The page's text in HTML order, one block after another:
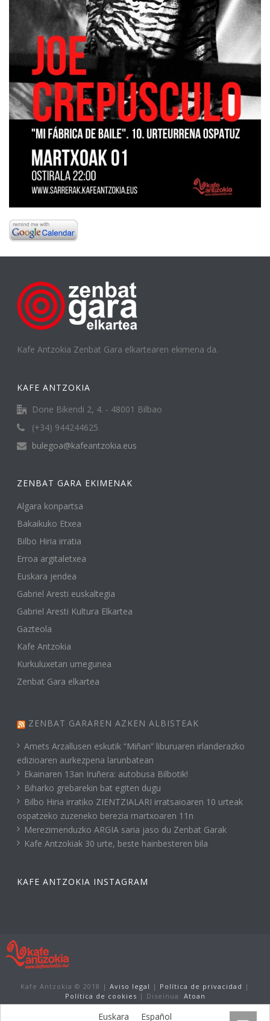
Kafe Antzokia Zenbat Gara elkartearen ekimena da.
KAFE ANTZOKIA
Done Bikendi 2, 4. - 48001 Bilbao
(+34) 944244625
bulegoa@kafeantzokia.eus
ZENBAT GARA EKIMENAK
Algara konpartsa
Bakaikuko Etxea
Bilbo Hiria irratia
Erroa argitaletxea
Euskara jendea
Gabriel Aresti euskaltegia
Gabriel Aresti Kultura Elkartea
Gazteola
Kafe Antzokia
Kurkuluxetan umegunea
Zenbat Gara elkartea
ZENBAT GARAREN AZKEN ALBISTEAK
Amets Arzallusen eskutik “Miñan” liburuaren irlanderazko
edizioaren aurkezpena larunbatean
Ekainaren 13an Iruñera: autobusa Bilbotik!
Biharko grebarekin bat egiten dugu
Bilbo Hiria irratiko ZIENTZIALARI irratsaioaren 10 urteak
ospatzeko zuzeneko berezia martxoaren 11n
Merezimenduzko ARGIA saria jaso du Zenbat Garak
Kafe Antzokiak 30 urte, beste hainbesteren bila
KAFE ANTZOKIA INSTAGRAM
Kafe Antzokia © 2018 | Aviso legal | Política de privacidad |
Política de cookies | Diseinua: Atoan
Euskara Español